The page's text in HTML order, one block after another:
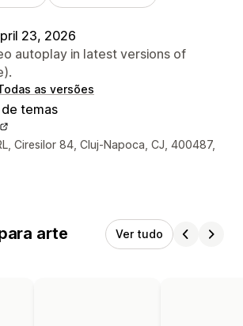
23, 2026
autoplay in latest versions of
as versões
temas
do designer
Ciresilor 84, Cluj-Napoca, CJ, 400487,
arte Ver tudo